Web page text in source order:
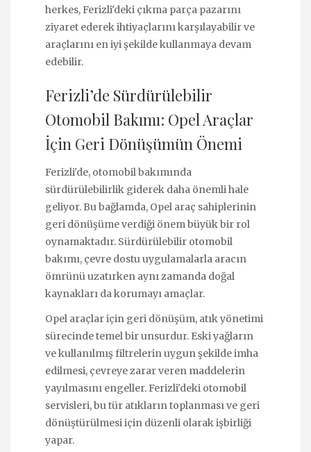
herkes, Ferizli'deki çıkma parça pazarını
ziyaret ederek ihtiyaçlarını karşılayabilir ve
araçlarını en iyi şekilde kullanmaya devam
edebilir.
Ferizli’de Sürdürülebilir
Otomobil Bakımı: Opel Araçlar
İçin Geri Dönüşümün Önemi
Ferizli'de, otomobil bakımında
sürdürülebilirlik giderek daha önemli hale
geliyor. Bu bağlamda, Opel araç sahiplerinin
geri dönüşüme verdiği önem büyük bir rol
oynamaktadır. Sürdürülebilir otomobil
bakımı, çevre dostu uygulamalarla aracın
ömrünü uzatırken aynı zamanda doğal
kaynakları da korumayı amaçlar.
Opel araçlar için geri dönüşüm, atık yönetimi
sürecinde temel bir unsurdur. Eski yağların
ve kullanılmış filtrelerin uygun şekilde imha
edilmesi, çevreye zarar veren maddelerin
yayılmasını engeller. Ferizli'deki otomobil
servisleri, bu tür atıkların toplanması ve geri
dönüştürülmesi için düzenli olarak işbirliği
yapar.